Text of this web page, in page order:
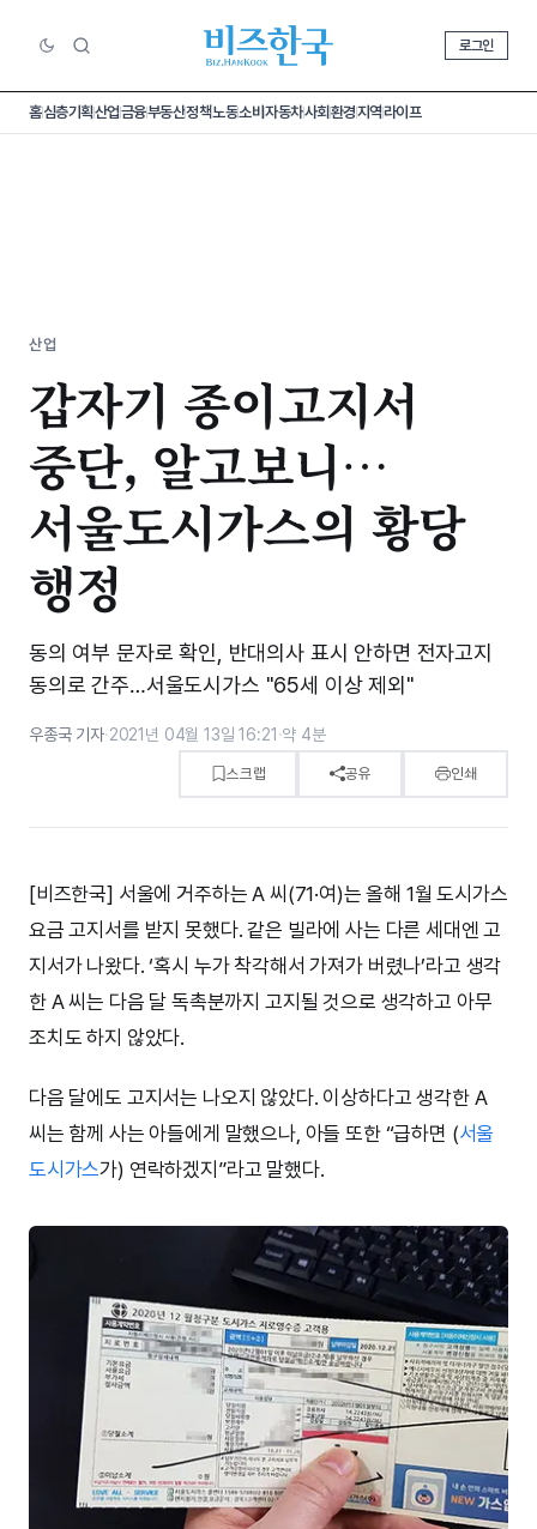
로그인
홈심층기획산업금융부동산정책노동소비 자동차사회환경지역라이프
산업
갑자기 종이고지서
중단, 알고보니…
서울도시가스의 황당
행정
동의 여부 문자로 확인, 반대의사 표시 안하면 전자고지
동의로 간주…서울도시가스 "65세 이상 제외"
우종국 기자·2021년 04월 13일 16:21 ·약 4분
스크랩 공유 인쇄
[비즈한국] 서울에 거주하는 A 씨(71·여)는 올해 1월 도시가스
요금 고지서를 받지 못했다. 같은 빌라에 사는 다른 세대엔 고
지서가 나왔다. ‘혹시 누가 착각해서 가져가 버렸나’라고 생각
한 A 씨는 다음 달 독촉분까지 고지될 것으로 생각하고 아무
조치도 하지 않았다.
다음 달에도 고지서는 나오지 않았다. 이상하다고 생각한 A
씨는 함께 사는 아들에게 말했으나, 아들 또한 “급하면 (서울
도시가스가) 연락하겠지”라고 말했다.